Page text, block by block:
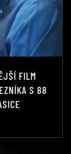
FILM
S 88